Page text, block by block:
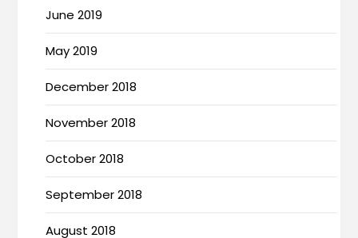
June 2019
May 2019
December 2018
November 2018
October 2018
September 2018
August 2018